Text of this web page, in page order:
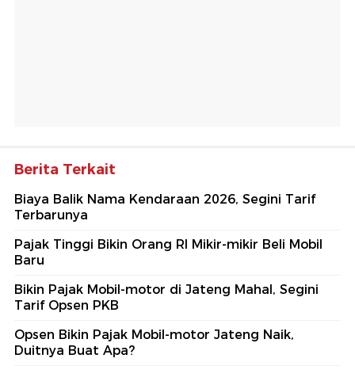
Berita Terkait
Biaya Balik Nama Kendaraan 2026, Segini Tarif
Terbarunya
Pajak Tinggi Bikin Orang RI Mikir-mikir Beli Mobil
Baru
Bikin Pajak Mobil-motor di Jateng Mahal, Segini
Tarif Opsen PKB
Opsen Bikin Pajak Mobil-motor Jateng Naik,
Duitnya Buat Apa?